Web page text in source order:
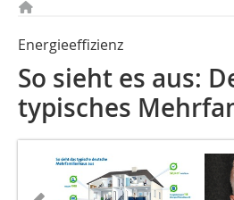
Energieeffizienz
So sieht es aus:
typisches